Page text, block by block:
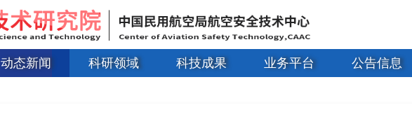
动态新闻 科研领域 科技成果 业务平台 公告信息